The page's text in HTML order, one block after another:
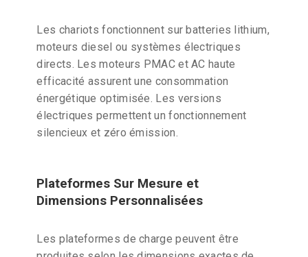
Les chariots fonctionnent sur batteries lithium,
moteurs diesel ou systèmes électriques
directs. Les moteurs PMAC et AC haute
efficacité assurent une consommation
énergétique optimisée. Les versions
électriques permettent un fonctionnement
silencieux et zéro émission.
Plateformes Sur Mesure et
Dimensions Personnalisées
Les plateformes de charge peuvent être